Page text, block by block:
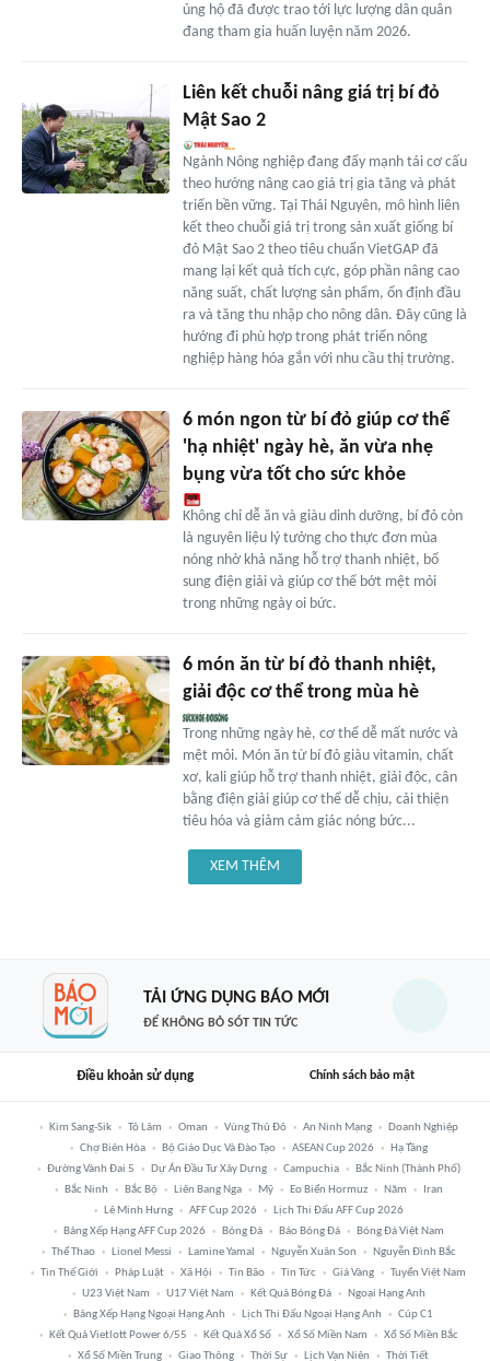
ủng hộ đã được trao tới lực lượng dân quân
đang tham gia huấn luyện năm 2026.
Liên kết chuỗi nâng giá trị bí đỏ
Mật Sao 2
Ngành Nông nghiệp đang đẩy mạnh tái cơ cấu
theo hướng nâng cao giá trị gia tăng và phát
triển bền vững. Tại Thái Nguyên, mô hình liên
kết theo chuỗi giá trị trong sản xuất giống bí
đỏ Mật Sao 2 theo tiêu chuẩn VietGAP đã
mang lại kết quả tích cực, góp phần nâng cao
năng suất, chất lượng sản phẩm, ổn định đầu
ra và tăng thu nhập cho nông dân. Đây cũng là
hướng đi phù hợp trong phát triển nông
nghiệp hàng hóa gắn với nhu cầu thị trường.
6 món ngon từ bí đỏ giúp cơ thể
'hạ nhiệt' ngày hè, ăn vừa nhẹ
bụng vừa tốt cho sức khỏe
Không chỉ dễ ăn và giàu dinh dưỡng, bí đỏ còn
là nguyên liệu lý tưởng cho thực đơn mùa
nóng nhờ khả năng hỗ trợ thanh nhiệt, bổ
sung điện giải và giúp cơ thể bớt mệt mỏi
trong những ngày oi bức.
6 món ăn từ bí đỏ thanh nhiệt,
giải độc cơ thể trong mùa hè
Trong những ngày hè, cơ thể dễ mất nước và
mệt mỏi. Món ăn từ bí đỏ giàu vitamin, chất
xơ, kali giúp hỗ trợ thanh nhiệt, giải độc, cân
bằng điện giải giúp cơ thể dễ chịu, cải thiện
tiêu hóa và giảm cảm giác nóng bức...
XEM THÊM
TẢI ỨNG DỤNG BÁO MỚI
ĐỂ KHÔNG BỎ SÓT TIN TỨC
Điều khoản sử dụng Chính sách bảo mật
Kim Sang-Sik Tô Lâm Oman Vùng Thủ Đô An Ninh Mạng
Doanh Nghiệp
Chợ Biên Hòa
Bộ Giáo Dục Và Đào Tạo ASEAN Cup 2026
Hạ Tầng
Đường Vành Đai 5
Dự Án Đầu Tư Xây Dựng Campuchia
Bắc Ninh (thành Phố)
Bắc Ninh
Bắc Bộ Liên Bang Nga Mỹ Eo Biển Hormuz Năm
Iran
Lê Minh Hưng
AFF Cup 2026
Lịch Thi Đấu AFF Cup 2026
Bảng Xếp Hạng AFF Cup 2026
Bóng Đá Báo Bóng Đá
Bóng Đá Việt Nam
Thể Thao
Lionel Messi Lamine Yamal Nguyễn Xuân Son
Nguyễn Đình Bắc
Tin Thế Giới
Pháp Luật Xã Hội Tin Bão Tin Tức Giá Vàng
Tuyển Việt Nam
U23 Việt Nam
U17 Việt Nam Kết Quả Bóng Đá
Ngoại Hạng Anh
Bảng Xếp Hạng Ngoại Hạng Anh
Lịch Thi Đấu Ngoại Hạng Anh
Cúp C1
Kết Quả Vietlott Power 6/55
Kết Quả Xổ Số Xổ Số Miền Nam
Xổ Số Miền Bắc
Xổ Số Miền Trung
Giao Thông Thời Sự Lịch Vạn Niên Thời Tiết